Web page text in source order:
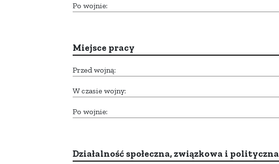
Po wojnie:
Miejsce pracy
Przed wojną:
W czasie wojny:
Po wojnie:
Działalność społeczna, związkowa i polityczna